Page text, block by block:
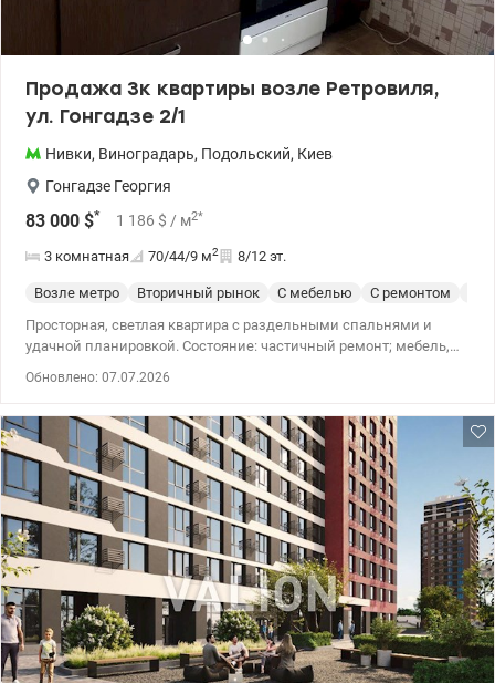
Продажа 3к квартиры возле Ретровиля,
ул. Гонгадзе 2/1
Нивки, Виноградарь, Подольский, Киев
Гонгадзе Георгия
83 000 $* 1 186 $ / м2*
3 комнатная 70/44/9 м2 8/12 эт.
Возле метро Вторичный рынок С мебелью С ремонтом
Просторная, светлая квартира с раздельными спальнями и
удачной планировкой. Состояние: частичный ремонт; мебель,
и прохладная летом (зеленый двор), есть возможность
Синее и Голубое, лес, лицеи и детские сады. Транспорт: строится
станция метро. Цена: 83 000 у.е. Звоните! Леся 0509847583,
valion.ua/1153537
Обновлено: 07.07.2026